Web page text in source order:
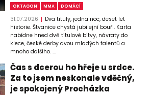
OKTAGON MMA DOMÁCÍ
31.07.2026
Dva tituly, jedna noc, deset let
historie. Štvanice chystá jubilejní bouři. Karta
nabídne hned dvě titulové bitvy, návraty do
klece, české derby dvou mladých talentů a
mnoho dalšího. ...
Čas s dcerou ho hřeje u srdce.
Za to jsem neskonale vděčný,
je spokojený Procházka